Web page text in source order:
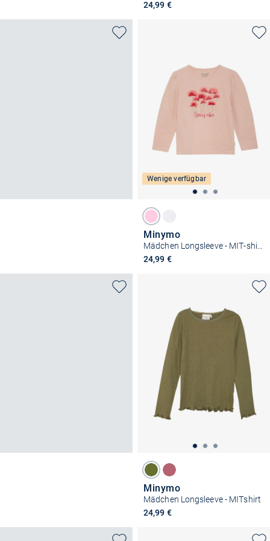
24,99 €
Wenige verfügbar
Minymo
24,99 €
Minymo
Mädchen Longsleeve - MITshirt
24,99 €